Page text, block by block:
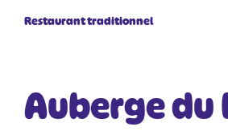
Restaurant traditionnel
Auberge du